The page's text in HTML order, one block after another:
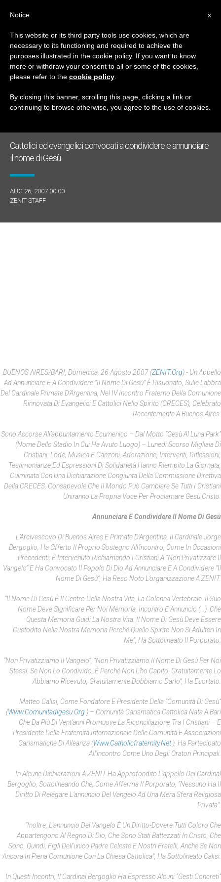
GIORNO
Agosto 26th, 2007
ULTIME NOTIZIE
Cattolici ed evangelici convocati a condividere e annunciare
il nome di Gesù
AUG 26, 2007 00:00
ZENIT STAFF
BUENOS AIRES/BARI, Domenica, 26 Agosto 2007 (ZENIT.org).- Un Appello
Ad Annunciare E A Condividere “il Nome Di Gesù” È Risuonato, Sulle Labbra
Del Cardinale Primate D’Argentina, Nel IV Incontro Fraterno Della Comunione
Rinnovata Di Evangelici E Cattolici Nello Spirito (CRECES), Celebrato
Recentemente A Buenos Aires.
Sono Accorse All’appuntamento Ecumenico – Dal Motto “Gesù Al Luna Park”
(nome Dello Stadio In Cui Ha Avuto Luogo) – Lunedì Scorso Migliaia Di
Cristiani: Lode, Musica E Canzoni, Adorazione, Interventi, Riflessioni,
Testimonianze Ed Espressioni Di Solidarietà Hanno Riempito La Giornata,
Culminata Con Una Dichiarazione Congiunta Della Commissione Direttiva
Della CRECES, Consapevole Che Il Mondo Può Cambiare Se Tutti I Cristiani
Uniranno La Propria Voce Per Proclamare Gesù Cristo.
Annunciare E Condividere Il Nome Di Gesù
L’Arcivescovo Di Buenos Aires E Primate D’Argentina, Il Cardinale Jorge
Bergoglio, Ha Offerto Il Proprio Sostegno All’incontro, Come In Occasioni
Precedenti; È Intervenuto Richiamando I Cristiani A “non Privatizzare Il
Vangelo” E Ha Convocato Il Popolo Di Dio Ad Annunciare E A Condividere “il
Nome Di Gesù”, Ha Reso Noto L’organizzazione A ZENIT.
“Il Nome Di Gesù È Il Centro Della Nostra Vita, La Colonna Vertebrale. Il Suo
Nome Deve Significare Per Noi Memoria, Incontro E Annuncio (…). Che
Questa Memoria Guidi La Nostra Vita. Il Nome Di Gesù Deve Essere
Custodito Nella Nostra Memoria Perché Quello Spirito Non Si Adulteri In
Me”, Ha Sottolineato Il Porporato.
“Non Privatizziamo Il Vangelo”, “non Privatizziamo Il Nome Di Gesù Per Noi
Stessi. Se Non Lo Condivido, È Perché Non L’ho Capito. Gratuitamente Lo
Abbiamo Ricevuto, Gratuitamente Dobbiamo Darlo”, Ha Esortato.
Matteo Calisi, Come Fondatore E Presidente Della “Comunità Di Gesù”
(Www.comunitadigesu.org ) – Comunità Carismatica Cattolica Nata A Bari
Che Da Più Di Vent’anni Promuove La Riconciliazione Tra I Cristiani – E
Presidente Della Fraternità Internazionale Delle Comunità E Associazioni
Carismatiche Di Alleanza (Www.catholicfraternity.net ), Ha Partecipato
All’incontro Come Uno Degli Oratori Principali.
In Alcune Dichiarazioni A ZENIT Ha Approfondito L’appello Del Cardinal
Bergoglio, Sottolineando Che, Come Afferma Il Porporato, “nessuno Ha Il
Diritto Di Relegare L’annuncio Del Vangelo Ad Una Mera Sfera Religiosa
Privata”.
“Inoltre, L'annuncio Del Vangelo È Un Diritto-Dovere Tutti Coloro Che
Appartengono Al Regno Di Dio, Che Sono Stati Battezzati In Cristo, Che
Sono, Quindi, Figli Dell'unico Padre Celeste E Nostri Fratelli, Anche Se Non
Ancora In Piena Comunione Con La Chiesa Cattolica”, Ha Sottolineato Calisi.
In Questi Incontri, Il Cardinal Bergoglio Ha Espresso Alcuni “gesti Concreti”
x
Notice
This website or its third party tools use cookies, which are
necessary to its functioning and required to achieve the
purposes illustrated in the cookie policy. If you want to know
more or withdraw your consent to all or some of the cookies,
please refer to the cookie policy
By closing this banner, scrolling this page, clicking a link or
continuing to browse otherwise, you agree to the use of cookies.